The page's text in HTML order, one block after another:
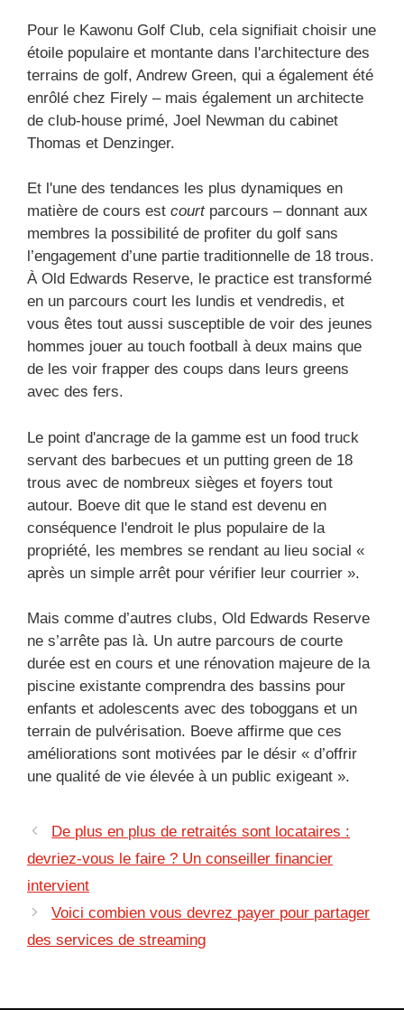
Pour le Kawonu Golf Club, cela signifiait choisir une
étoile populaire et montante dans l'architecture des
terrains de golf, Andrew Green, qui a également été
enrôlé chez Firely – mais également un architecte
de club-house primé, Joel Newman du cabinet
Thomas et Denzinger.
Et l'une des tendances les plus dynamiques en
matière de cours est courtparcours – donnant aux
membres la possibilité de profiter du golf sans
l’engagement d’une partie traditionnelle de 18 trous.
À Old Edwards Reserve, le practice est transformé
en un parcours court les lundis et vendredis, et
vous êtes tout aussi susceptible de voir des jeunes
hommes jouer au touch football à deux mains que
de les voir frapper des coups dans leurs greens
avec des fers.
Le point d'ancrage de la gamme est un food truck
servant des barbecues et un putting green de 18
trous avec de nombreux sièges et foyers tout
autour. Boeve dit que le stand est devenu en
conséquence l'endroit le plus populaire de la
propriété, les membres se rendant au lieu social «
après un simple arrêt pour vérifier leur courrier ».
Mais comme d’autres clubs, Old Edwards Reserve
ne s’arrête pas là. Un autre parcours de courte
durée est en cours et une rénovation majeure de la
piscine existante comprendra des bassins pour
enfants et adolescents avec des toboggans et un
terrain de pulvérisation. Boeve affirme que ces
améliorations sont motivées par le désir « d’offrir
une qualité de vie élevée à un public exigeant ».
De plus en plus de retraités sont locataires :
devriez-vous le faire ? Un conseiller financier
intervient
Voici combien vous devrez payer pour partager
des services de streaming